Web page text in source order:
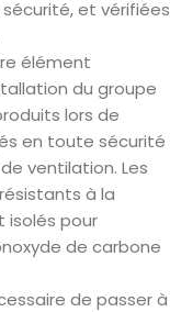
et vérifiées
élément
du groupe
lors de
en toute sécurité
ventilation. Les
à la
isolés pour
de carbone
de passer à